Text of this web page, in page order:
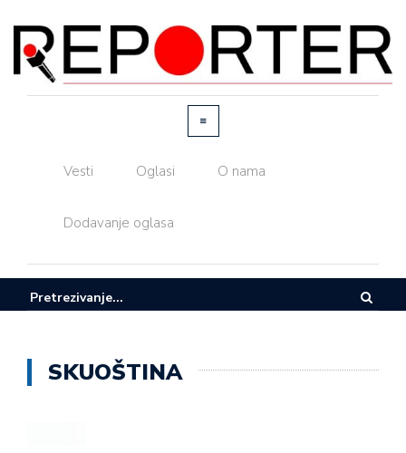
Vesti Oglasi O nama
Dodavanje oglasa
SKUOŠTINA